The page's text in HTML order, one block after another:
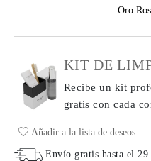
Oro
KIT DE
Recibe un kit
gratis con cada
Añadir a la lista de deseos
Envío gratis hasta el